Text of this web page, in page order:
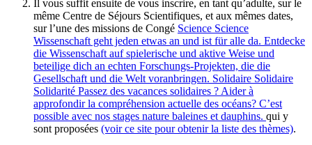
Il vous suffit ensuite de vous inscrire, en tant qu’adulte, sur le
même Centre de Séjours Scientifiques, et aux mêmes dates,
sur l’une des missions de Congé Science Science
Wissenschaft geht jeden etwas an und ist für alle da. Entdecke
die Wissenschaft auf spielerische und aktive Weise und
beteilige dich an echten Forschungs-Projekten, die die
Gesellschaft und die Welt voranbringen. Solidaire Solidaire
Solidarité Passez des vacances solidaires ? Aider à
approfondir la compréhension actuelle des océans? C’est
possible avec nos stages nature baleines et dauphins. qui y
sont proposées (voir ce site pour obtenir la liste des thèmes).